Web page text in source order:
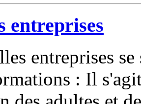
entreprises
entreprises
: Il